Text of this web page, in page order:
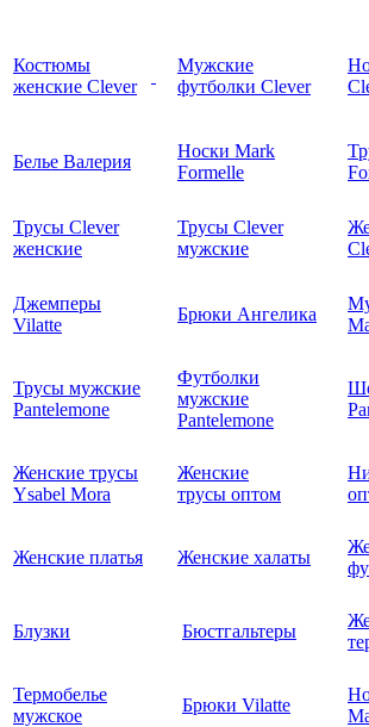
Костюмы
женские Clever
Мужские
футболки Clever
Белье Валерия
Носки Mark
Formelle
Трусы Clever
женские
Трусы Clever
мужские
Джемперы
Vilatte
Брюки Ангелика
Трусы мужские
Pantelemone
Футболки
мужские
Pantelemone
Женские трусы
Ysabel Mora
Женские
трусы оптом
Женские платья Женские халаты
Блузки Бюстгальтеры
Термобелье
мужское
Брюки Vilatte